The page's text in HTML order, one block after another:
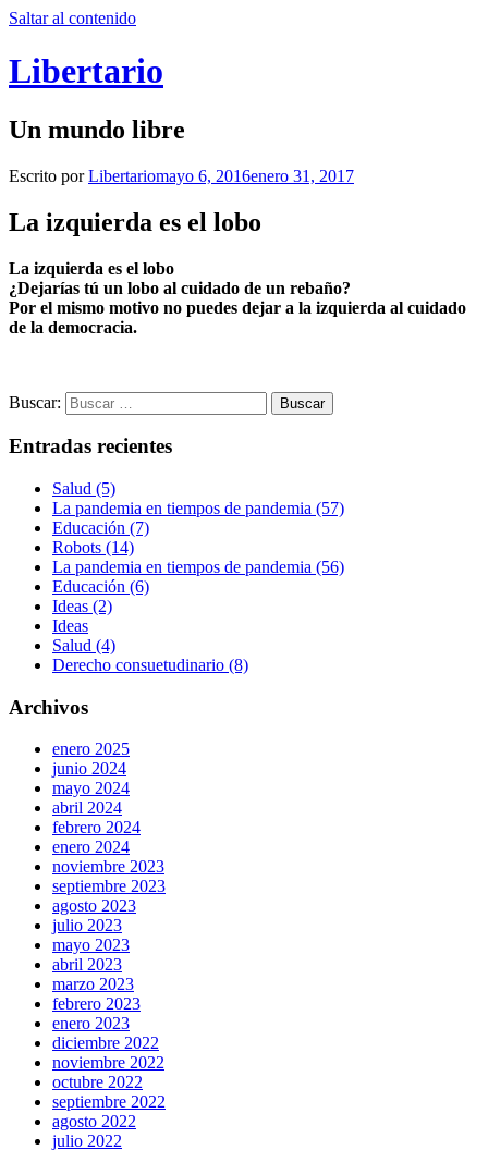
Saltar al contenido
Libertario
Un mundo libre
Escrito porLibertariomayo 6, 2016enero 31, 2017
La izquierda es el lobo
La izquierda es el lobo
¿Dejarías tú un lobo al cuidado de un rebaño?
Por el mismo motivo no puedes dejar a la izquierda al cuidado
de la democracia.
Buscar:
Entradas recientes
Salud (5)
La pandemia en tiempos de pandemia (57)
Educación (7)
Robots (14)
La pandemia en tiempos de pandemia (56)
Educación (6)
Ideas (2)
Ideas
Salud (4)
Derecho consuetudinario (8)
Archivos
enero 2025
junio 2024
mayo 2024
abril 2024
febrero 2024
enero 2024
noviembre 2023
septiembre 2023
agosto 2023
julio 2023
mayo 2023
abril 2023
marzo 2023
febrero 2023
enero 2023
diciembre 2022
noviembre 2022
octubre 2022
septiembre 2022
agosto 2022
julio 2022